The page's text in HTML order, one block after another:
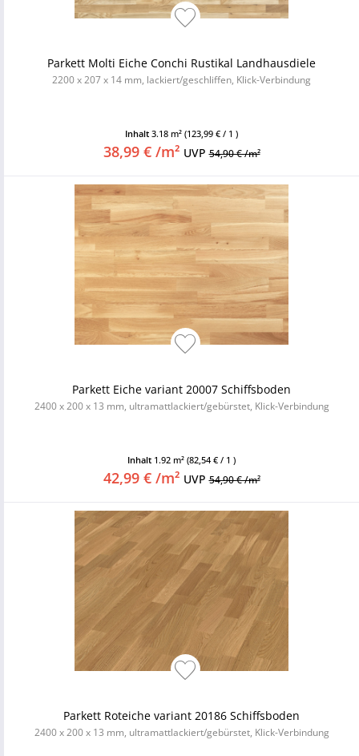
Parkett Molti Eiche Conchi Rustikal Landhausdiele
2200 x 207 x 14 mm, lackiert/geschliffen, Klick-Verbindung
Inhalt 3.18 m² (123,99 € / 1 )
38,99 € /m² UVP54,90 € /m²
Parkett Eiche variant 20007 Schiffsboden
2400 x 200 x 13 mm, ultramattlackiert/gebürstet, Klick-Verbindung
Inhalt 1.92 m² (82,54 € / 1 )
42,99 € /m² UVP54,90 € /m²
Parkett Roteiche variant 20186 Schiffsboden
2400 x 200 x 13 mm, ultramattlackiert/gebürstet, Klick-Verbindung